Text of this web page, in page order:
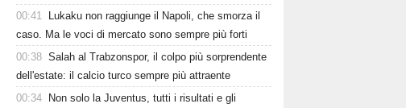
00:41
Lukaku non raggiunge il Napoli, che smorza il
caso. Ma le voci di mercato sono sempre più forti
00:38 Salah al Trabzonspor, il colpo più sorprendente
dell'estate: il calcio turco sempre più attraente
00:34
Non solo la Juventus, tutti i risultati e gli